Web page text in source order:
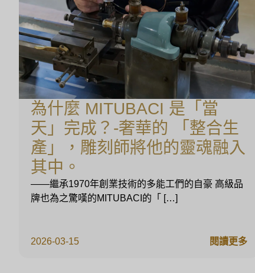
為什麼 MITUBACI 是「當
天」完成？-奢華的 「整合生
產」，雕刻師將他的靈魂融入
其中。
2026-03-15
——繼承1970年創業技術的多能工們的自豪 高級品
牌也為之驚嘆的MITUBACI的「 […]
閱讀更多